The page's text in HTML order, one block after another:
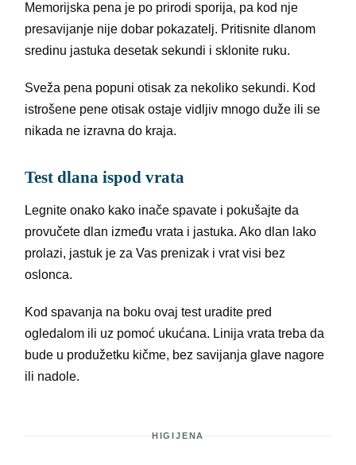
Memorijska pena je po prirodi sporija, pa kod nje
presavijanje nije dobar pokazatelj. Pritisnite dlanom
sredinu jastuka desetak sekundi i sklonite ruku.
Sveža pena popuni otisak za nekoliko sekundi. Kod
istrošene pene otisak ostaje vidljiv mnogo duže ili se
nikada ne izravna do kraja.
Test dlana ispod vrata
Legnite onako kako inače spavate i pokušajte da
provučete dlan između vrata i jastuka. Ako dlan lako
prolazi, jastuk je za Vas prenizak i vrat visi bez
oslonca.
Kod spavanja na boku ovaj test uradite pred
ogledalom ili uz pomoć ukućana. Linija vrata treba da
bude u produžetku kičme, bez savijanja glave nagore
ili nadole.
HIGIJENA